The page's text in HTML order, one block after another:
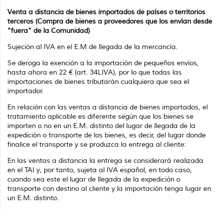
Venta a distancia de bienes importados de países o territorios
terceros (Compra de bienes a proveedores que los envían desde
“fuera” de la Comunidad)
Sujeción al IVA en el E.M de llegada de la mercancía.
Se deroga la exención a la importación de pequeños envíos,
hasta ahora en 22 € (art. 34LIVA), por lo que todas las
importaciones de bienes tributarán cualquiera que sea el
importador.
En relación con las ventas a distancia de bienes importados, el
tratamiento aplicable es diferente según que los bienes se
importen o no en un E.M. distinto del lugar de llegada de la
expedición o transporte de los bienes, es decir, del lugar donde
finalice el transporte y se produzca la entrega al cliente:
En las ventas a distancia la entrega se considerará realizada
en el TAI y, por tanto, sujeta al IVA español, en todo caso,
cuando sea este el lugar de lle­gada de la expedición o
transporte con destino al cliente y la importación tenga lugar en
un E.M. distinto.